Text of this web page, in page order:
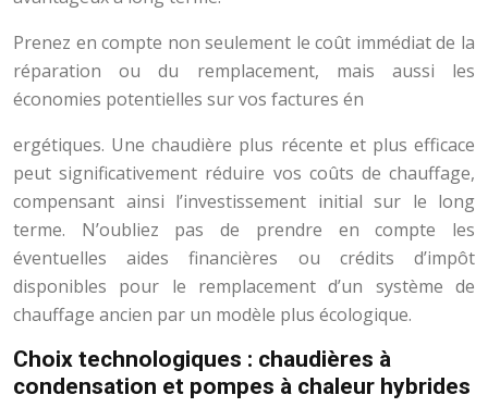
Prenez en compte non seulement le coût immédiat de la
réparation ou du remplacement, mais aussi les
économies potentielles sur vos factures én
ergétiques. Une chaudière plus récente et plus efficace
peut significativement réduire vos coûts de chauffage,
compensant ainsi l’investissement initial sur le long
terme. N’oubliez pas de prendre en compte les
éventuelles aides financières ou crédits d’impôt
disponibles pour le remplacement d’un système de
chauffage ancien par un modèle plus écologique.
Choix technologiques : chaudières à
condensation et pompes à chaleur hybrides